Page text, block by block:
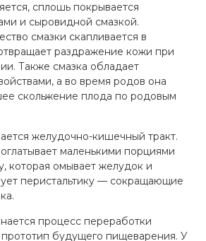
сплошь покрывается
и сыровидной смазкой.
смазки скапливается в
раздражение кожи при
Также смазка обладает
а во время родов она
скольжение плода по родовым
желудочно-кишечный тракт.
маленькими порциями
которая омывает желудок и
перистальтику — сокращающие
процесс переработки
будущего пищеварения. У